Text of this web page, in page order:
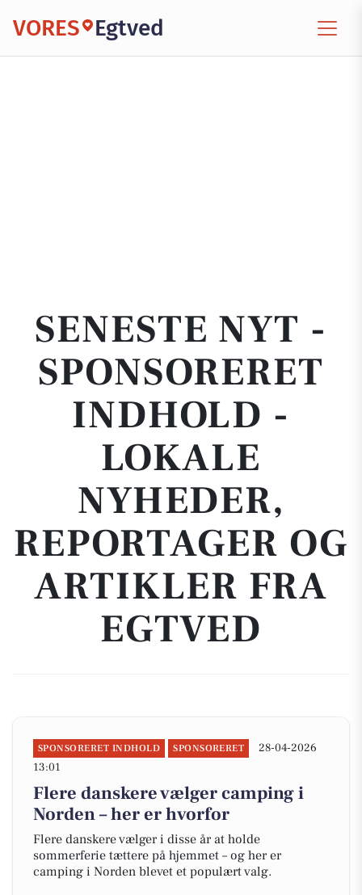
VORES Egtved
SENESTE NYT -
SPONSORERET
INDHOLD -
LOKALE
NYHEDER,
REPORTAGER OG
ARTIKLER FRA
EGTVED
SPONSORERET INDHOLD SPONSORERET
28-04-2026
13:01
Flere danskere vælger camping i
Norden – her er hvorfor
Flere danskere vælger i disse år at holde
sommerferie tættere på hjemmet – og her er
camping i Norden blevet et populært valg.